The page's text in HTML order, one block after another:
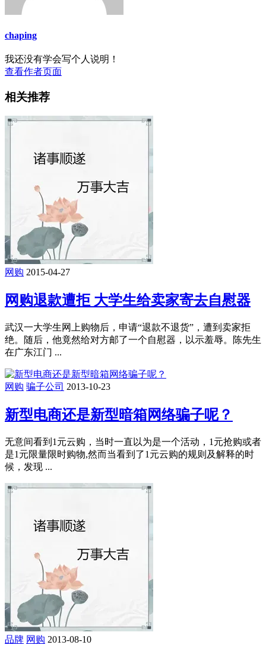
chaping
我还没有学会写个人说明！
查看作者页面
相关推荐
网购 2015-04-27
网购退款遭拒 大学生给卖家寄去自慰器
武汉一大学生网上购物后，申请“退款不退货”，遭到卖家拒
绝。随后，他竟然给对方邮了一个自慰器，以示羞辱。陈先生
在广东江门 ...
网购 骗子公司 2013-10-23
新型电商还是新型暗箱网络骗子呢？
无意间看到1元云购，当时一直以为是一个活动，1元抢购或者
是1元限量限时购物,然而当看到了1元云购的规则及解释的时
候，发现 ...
品牌 网购 2013-08-10